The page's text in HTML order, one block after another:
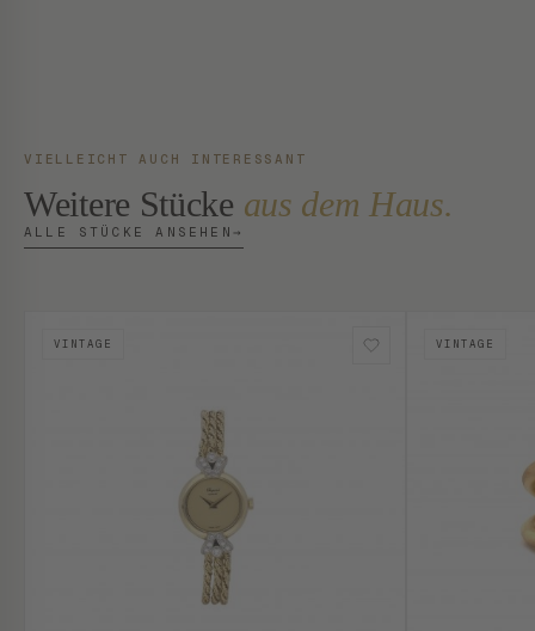
VIELLEICHT AUCH INTERESSANT
Weitere Stücke aus dem Haus.
ALLE STÜCKE ANSEHEN →
VINTAGE VINTAGE